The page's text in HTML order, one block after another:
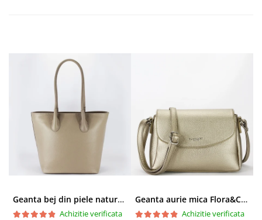
Geanta bej din piele naturala 8966 123
Achizitie verificata
Geanta aurie mica Flora&CO Paris H6930 16
Achizitie verificata